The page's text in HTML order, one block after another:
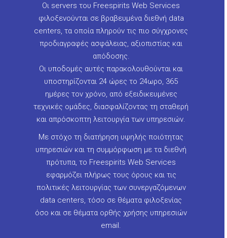
Οι servers του Freespirits Web Services
φιλοξενούνται σε βραβευμένα διεθνή data
centers, τα οποία πληρούν τις πιο σύγχρονες
προδιαγραφές ασφάλειας, αξιοπιστίας και
απόδοσης.
Οι υποδομές αυτές παρακολουθούνται και
υποστηρίζονται 24 ώρες το 24ωρο, 365
ημέρες τον χρόνο, από εξειδικευμένες
τεχνικές ομάδες, διασφαλίζοντας τη σταθερή
και απρόσκοπτη λειτουργία των υπηρεσιών.
Με στόχο τη διατήρηση υψηλής ποιότητας
υπηρεσιών και τη συμμόρφωση με τα διεθνή
πρότυπα, το Freespirits Web Services
εφαρμόζει πλήρως τους όρους και τις
πολιτικές λειτουργίας των συνεργαζόμενων
data centers, τόσο σε θέματα φιλοξενίας
όσο και σε θέματα ορθής χρήσης υπηρεσιών
email.